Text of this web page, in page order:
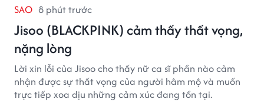
SAO 8 phút trước
Jisoo (BLACKPINK) cảm thấy thất vọng,
nặng lòng
Lời xin lỗi của Jisoo cho thấy nữ ca sĩ phần nào cảm
nhận được sự thất vọng của người hâm mộ và muốn
trực tiếp xoa dịu những cảm xúc đang tồn tại.